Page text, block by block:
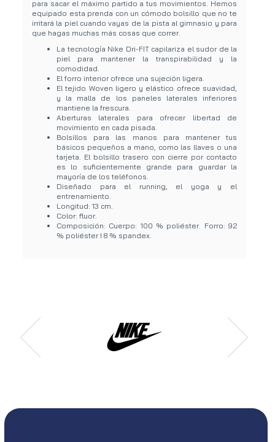
para sacar el máximo partido a tus movimientos. Hemos
equipado esta prenda con un cómodo bolsillo que no te
irritará la piel cuando vayas de la pista al gimnasio y para
que hagas muchas más cosas que correr.
La tecnología Nike Dri-FIT capilariza el sudor de la
piel para mantener la transpirabilidad y la
comodidad.
El forro interior ofrece una sujeción ligera.
El tejido Woven ligero y elástico ofrece suavidad,
y la malla de los paneles laterales inferiores
mantiene la frescura.
Aberturas laterales para ofrecer libertad de
movimiento en cada pisada.
Bolsillos para las manos para mantener tus
básicos pequeños a mano, como las llaves o una
tarjeta. El bolsillo trasero con cierre por contacto
es lo suficientemente grande para guardar la
mayoría de los teléfonos.
Diseñado para el running, el yoga y el
entrenamiento.
Longitud: 13 cm.
Color: fluor.
Composición: Cuerpo: 100 % poliéster. Forro: 92
% poliéster I 8 % spandex.